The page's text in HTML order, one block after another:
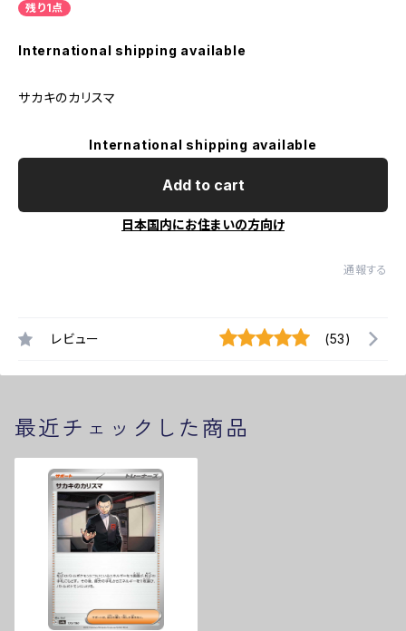
残り1点
International shipping available
サカキのカリスマ
International shipping available
Add to cart
日本国内にお住まいの方向け
通報する
レビュー (53)
最近チェックした商品